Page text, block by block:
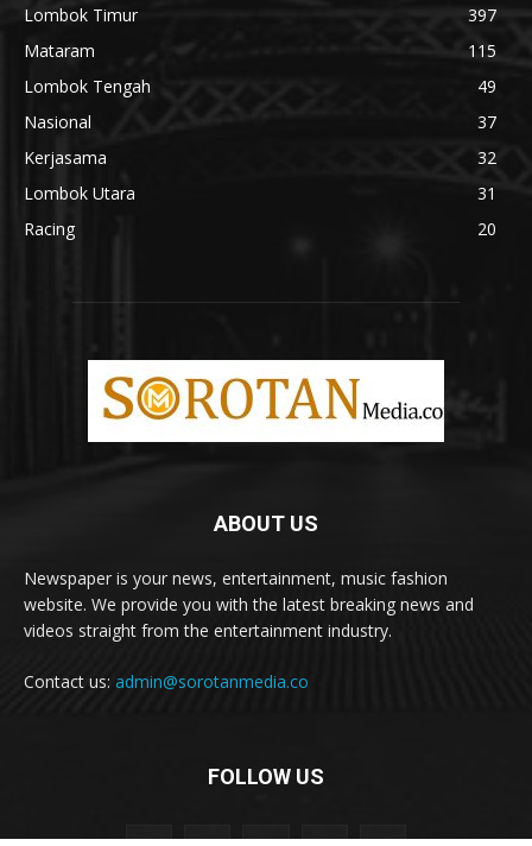
Lombok Timur
397
Mataram
115
Lombok Tengah
49
Nasional
37
Kerjasama
32
Lombok Utara
31
Racing
20
ABOUT US
Newspaper is your news, entertainment, music fashion
website. We provide you with the latest breaking news and
videos straight from the entertainment industry.
Contact us: admin@sorotanmedia.co
FOLLOW US